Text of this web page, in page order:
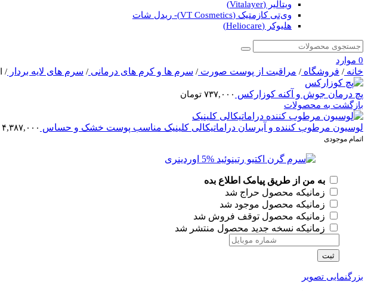
ویتالیر (Vitalayer)
وی‌تی کازمتیک (VT Cosmetics)- ریدل شات
هلیوکر (Heliocare)
0 موارد
خانه / فروشگاه / مراقبت از پوست صورت / سرم ها و کرم های درمانی / سرم های لایه بردار /
پچ درمان جوش و آکنه کوزارکس ۷۳۷,۰۰۰ تومان
بازگشت به محصولات
لوسیون مرطوب کننده و آبرسان دراماتیکالی کلینیک مناسب پوست خشک و حساس ۴,۳۸۷,۰۰۰
اتمام موجودی
به من از طریق پیامک اطلاع بده
زمانیکه محصول حراج شد
زمانیکه محصول موجود شد
زمانیکه محصول توقف فروش شد
زمانیکه نسخه جدید محصول منتشر شد
ثبت
بزرگنمایی تصویر